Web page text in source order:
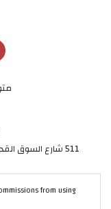
511 شارع السوق القديم - الرباط، المغرب morocco@alcoupon.com
from using